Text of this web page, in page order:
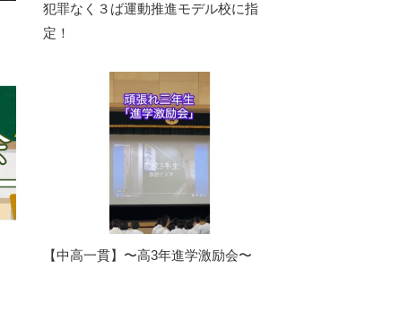
犯罪なく３ば運動推進モデル校に指
定！
【中高一貫】〜高3年進学激励会〜